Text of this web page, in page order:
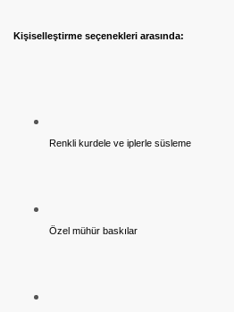
Kişiselleştirme seçenekleri arasında:
Renkli kurdele ve iplerle süsleme
Özel mühür baskılar